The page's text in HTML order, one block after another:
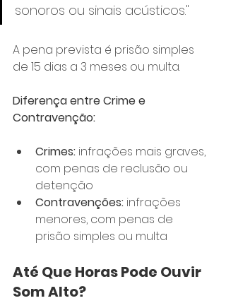
sonoros ou sinais acústicos."
A pena prevista é prisão simples
de 15 dias a 3 meses ou multa.
Diferença entre Crime e
Contravenção:
Crimes: infrações mais graves,
com penas de reclusão ou
detenção
Contravenções: infrações
menores, com penas de
prisão simples ou multa
Até Que Horas Pode Ouvir
Som Alto?